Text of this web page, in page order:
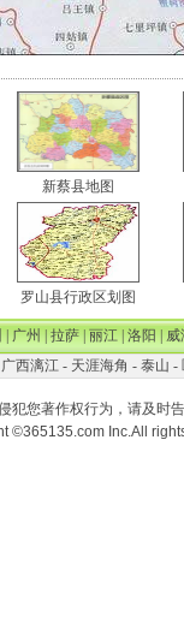
新蔡县地图
罗山县行政区划图
|广州|拉萨|丽江|洛阳|威
广西漓江- 天涯海角 - 泰山 -
犯您著作权行为，请及时
©365135.com Inc.All